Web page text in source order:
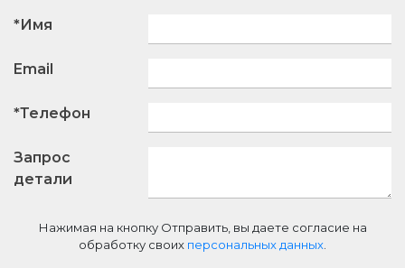
*Имя
Email
*Телефон
Запрос
детали
Нажимая на кнопку Отправить, вы даете согласие на
обработку своих персональных данных